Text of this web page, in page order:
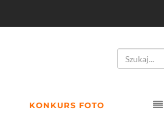
KONKURS FOTO